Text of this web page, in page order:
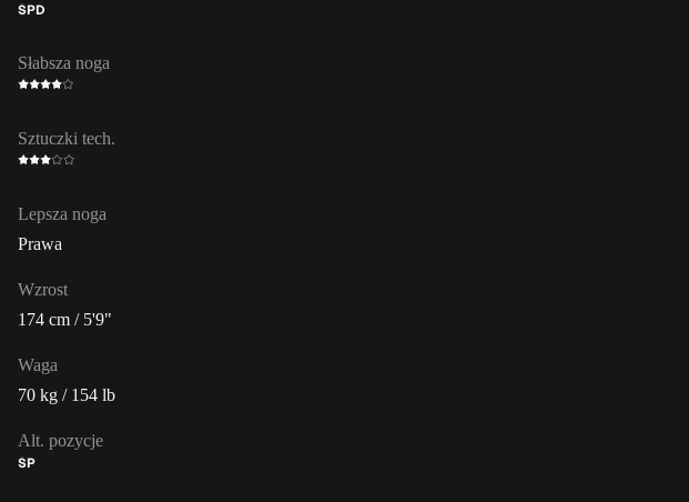
ŚPD
Słabsza noga
Sztuczki tech.
Lepsza noga
Prawa
Wzrost
174 cm / 5'9"
Waga
70 kg / 154 lb
Alt. pozycje
ŚP